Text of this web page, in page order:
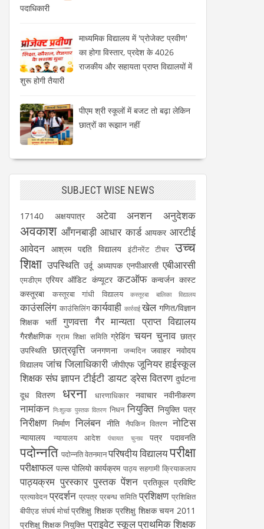
पदाधिकारी
माध्यमिक विद्यालय में 'प्रोजेक्ट प्रवीण'
का होगा विस्तार, प्रदेश के 4026
राजकीय और सहायता प्राप्त विद्यालयों में
शुरू होगी तैयारी
पीएम श्री स्कूलों में बजट तो बढ़ा लेकिन
छात्रों का रूझान नहीं
SUBJECT WISE NEWS
17140 अक्षयपात्र अटेवा अनशन अनुदेशक
अवकाश आँगनबाड़ी आधार कार्ड आयकर आरटीई
आवेदन आश्रम पद्दति विद्यालय इंटीनरेंट टीचर उच्च
शिक्षा उपस्थिति उर्दू अध्यापक एनपीआरसी एबीआरसी
एमडीएम एरियर ऑडिट कंप्यूटर कटऑफ कन्वर्जन कास्ट
कस्तूरबा
कस्तूरबा गांधी विद्यालय कस्तूरबा बालिका विद्यालय
काउंसलिंग काउंसिलिंग कार्यवाही कार्रवाई खेल गणित/विज्ञान
शिक्षक भर्ती
गुणवत्ता गैर मान्यता प्राप्त विद्यालय
गैरशैक्षणिक ग्राम शिक्षा समिति ग्रेडिंग चयन चुनाव छात्र
उपस्थिति छात्रवृत्ति जनगणना जन्मदिन जवाहर नवोदय
विद्यालय जांच जिलाधिकारी जीपीएफ जूनियर हाईस्कूल
शिक्षक संघ ज्ञापन टीईटी डायट ड्रेस वितरण दुर्घटना
दूध वितरण
धरना धारणाधिकार नवाचार नवीनीकरण
नामांकन निःशुल्क पुस्तक वितरण निधन नियुक्ति नियुक्ति पत्र
निरीक्षण निर्माण निलंबन नीति नैपकिन वितरण नोटिस
न्यायालय न्यायालय आदेश पंचायत चुनाव पत्र पदावनति
पदोन्नति पदोन्नति वेतनमानपरिषदीय विद्यालयपरीक्षा
परीक्षाफल पल्स पोलियो कार्यक्रम पाठ्य सहगामी क्रियाकलाप
पाठ्यक्रम पुरस्कार पुस्तक पेंशन प्रतिकूल प्रविष्टि
प्रत्यावेदन प्रदर्शन प्रपत्र प्रबन्ध समिति प्रशिक्षण प्रशिक्षित
बीपीएड संघर्ष मोर्चा प्रशिक्षु शिक्षक प्रशिक्षु शिक्षक चयन 2011
प्रशिक्षु शिक्षक नियुक्ति प्राइवेट स्कूलप्राथमिक शिक्षक